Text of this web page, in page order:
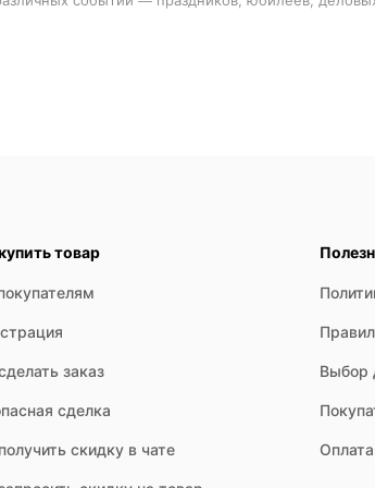
мед, специи, деликатесы и алкогольные
товар
заказ
сделка
скидку в чате
Выбор